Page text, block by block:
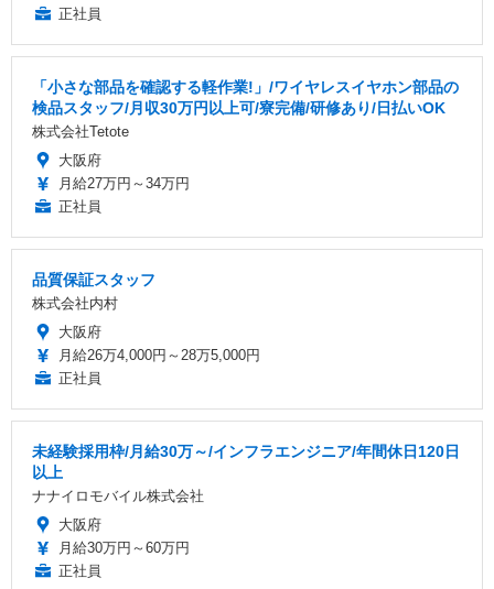
正社員
「小さな部品を確認する軽作業!」/ワイヤレスイヤホン部品の
検品スタッフ/月収30万円以上可/寮完備/研修あり/日払いOK
株式会社Tetote
大阪府
月給27万円～34万円
正社員
品質保証スタッフ
株式会社内村
大阪府
月給26万4,000円～28万5,000円
正社員
未経験採用枠/月給30万～/インフラエンジニア/年間休日120日
以上
ナナイロモバイル株式会社
大阪府
月給30万円～60万円
正社員